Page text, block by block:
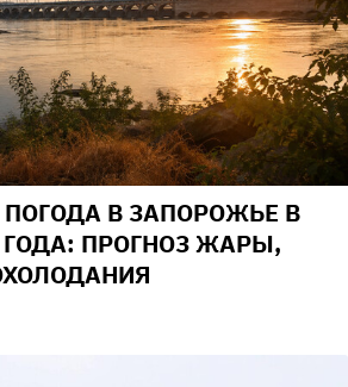
В ЗАПОРОЖЬЕ В
ГОДА: ПРОГНОЗ ЖАРЫ,